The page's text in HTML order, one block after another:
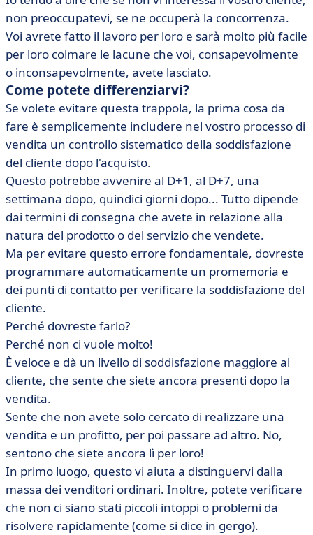
non preoccupatevi, se ne occuperà la concorrenza.
Voi avrete fatto il lavoro per loro e sarà molto più facile
per loro colmare le lacune che voi, consapevolmente
o inconsapevolmente, avete lasciato.
Come potete differenziarvi?
Se volete evitare questa trappola, la prima cosa da
fare è semplicemente includere nel vostro processo di
vendita un controllo sistematico della soddisfazione
del cliente dopo l'acquisto.
Questo potrebbe avvenire al D+1, al D+7, una
settimana dopo, quindici giorni dopo... Tutto dipende
dai termini di consegna che avete in relazione alla
natura del prodotto o del servizio che vendete.
Ma per evitare questo errore fondamentale, dovreste
programmare automaticamente un promemoria e
dei punti di contatto per verificare la soddisfazione del
cliente.
Perché dovreste farlo?
Perché non ci vuole molto!
È veloce e dà un livello di soddisfazione maggiore al
cliente, che sente che siete ancora presenti dopo la
vendita.
Sente che non avete solo cercato di realizzare una
vendita e un profitto, per poi passare ad altro. No,
sentono che siete ancora lì per loro!
In primo luogo, questo vi aiuta a distinguervi dalla
massa dei venditori ordinari. Inoltre, potete verificare
che non ci siano stati piccoli intoppi o problemi da
risolvere rapidamente (come si dice in gergo).